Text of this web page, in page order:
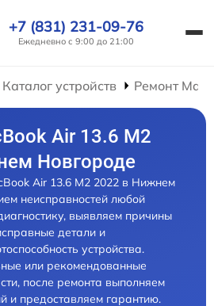
+7 (831) 231-09-76
Ежедневно с 9:00 до 21:00
Каталог устройств Ремонт
Air 13.6 M2
Новгороде
Air 13.6 M2 2022 в Нижнем
неисправностей любой
выявляем причины
детали и
устройства.
или рекомендованные
после ремонта выполняем
и предоставляем гарантию.